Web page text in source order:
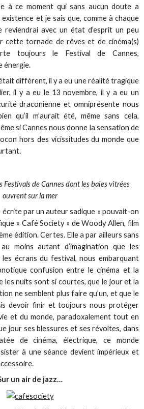
à ce moment qui sans aucun doute a
et je sais que, comme à chaque
reviendrai avec un état d’esprit un peu
tornade de rêves et de cinéma(s)
toujours le Festival de Cannes,
énergie.
différent, il y a eu une réalité tragique
il y a eu le 13 novembre, il y a eu un
draconienne et omniprésente nous
qu’il m’aurait été, même sans cela,
si Cannes nous donne la sensation de
hors des vicissitudes du monde que
Festivals de Cannes dont les baies vitrées
ouvrent sur la mer
écrite par un auteur sadique » pouvait-on
« Café Society » de Woody Allen, film
édition. Certes. Elle a par ailleurs sans
moins autant d’imagination que les
écrans du festival, nous embarquant
confusion entre le cinéma et la
nuits sont si courtes, que le jour et la
ne semblent plus faire qu’un, et que le
devoir finir et toujours nous protéger
et du monde, paradoxalement tout en
jour ses blessures et ses révoltes, dans
de cinéma, électrique, ce monde
à une séance devient impérieux et
un air de jazz…